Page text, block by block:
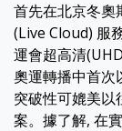
首先在北京冬奧
(Live Cloud) 服
運會超高清
奧運轉播中首次
突破性可媲美以
案。據了解, 在